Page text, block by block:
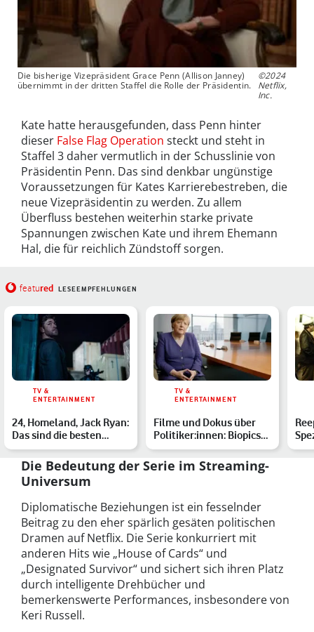
Die bisherige Vizepräsident Grace Penn (Allison Janney)
übernimmt in der dritten Staffel die Rolle der Präsidentin.
©2024
Netflix,
Inc.
Kate hatte herausgefunden, dass Penn hinter
dieser False Flag Operation steckt und steht in
Staffel 3 daher vermutlich in der Schusslinie von
Präsidentin Penn. Das sind denkbar ungünstige
Voraussetzungen für Kates Karrierebestreben, die
neue Vizepräsidentin zu werden. Zu allem
Überfluss bestehen weiterhin starke private
Spannungen zwischen Kate und ihrem Ehemann
Hal, die für reichlich Zündstoff sorgen.
featured LESEEMPFEHLUNGEN
TV &
ENTERTAINMENT
24, Homeland, Jack Ryan:
Das sind die besten
Agent:innen-Serien f…
TV &
ENTERTAINMENT
Filme und Dokus über
Politiker:innen: Biopics
zeigen Politik aus …
Die Bedeutung der Serie im Streaming-
Universum
Diplomatische Beziehungen ist ein fesselnder
Beitrag zu den eher spärlich gesäten politischen
Dramen auf Netflix. Die Serie konkurriert mit
anderen Hits wie „House of Cards“ und
„Designated Survivor“ und sichert sich ihren Platz
durch intelligente Drehbücher und
bemerkenswerte Performances, insbesondere von
Keri Russell.